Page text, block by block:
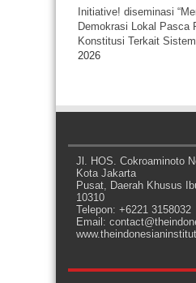
Initiative! diseminasi
Demokrasi Lokal Pasca
Konstitusi Terkait
2026
Jl. HOS. Cokroaminoto
Kota Jakarta
Pusat, Daerah Khusus
10310
Telepon: +6221 3158032
Email: